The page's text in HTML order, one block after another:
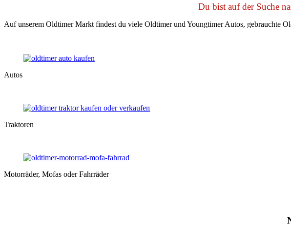
Du bist auf der Suche
Auf unserem Oldtimer Markt findest du viele Oldtimer und Youngtimer Autos, gebrauchte
Autos
Traktoren
Motorräder, Mofas oder Fahrräder